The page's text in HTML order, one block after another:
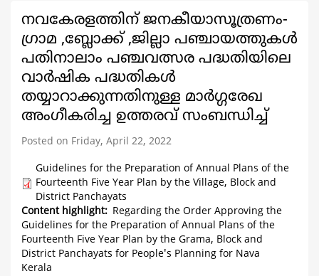
നവകേരളത്തിന് ജനകീയാസൂത്രണം-
ഗ്രാമ ,ബ്ലോക്ക് ,ജില്ലാ പഞ്ചായത്തുകൾ
പതിനാലാം പഞ്ചവത്സര പദ്ധതിയിലെ
വാർഷിക പദ്ധതികൾ
തയ്യാറാക്കുന്നതിനുള്ള മാർഗ്ഗരേഖ
അംഗീകരിച്ച ഉത്തരവ് സംബന്ധിച്ച്
Posted on Friday, April 22, 2022
Guidelines for the Preparation of Annual Plans of the
Fourteenth Five Year Plan by the Village, Block and
District Panchayats
Content highlight
Regarding the Order Approving the
Guidelines for the Preparation of Annual Plans of the
Fourteenth Five Year Plan by the Grama, Block and
District Panchayats for People's Planning for Nava
Kerala